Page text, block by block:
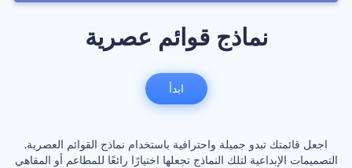
نماذج قوائم عصرية
اجعل قائمتك تبدو جميلة واحترافية باستخدام نماذج القوائم العصرية.
التصميمات الإبداعية لتلك النماذج تجعلها اختيارًا رائعًا للمطاعم أو المقاهي
ابدأ